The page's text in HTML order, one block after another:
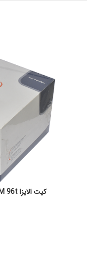
کیت الایزا Toxoplasma IgM 96t پیشتاز